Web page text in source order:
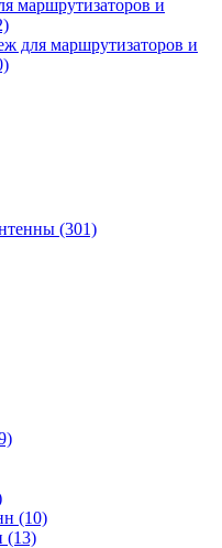
маршрутизаторов и
для маршрутизаторов и
(301)
(10)
(13)